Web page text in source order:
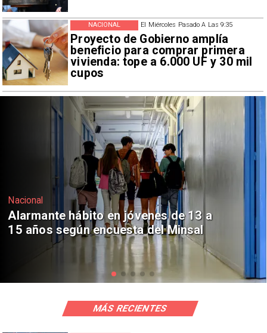
El Miércoles Pasado A Las 9:35
Proyecto de Gobierno amplía
beneficio para comprar primera
vivienda: tope a 6.000 UF y 30 mil
cupos
NACIONAL
Regiones
Aprueban creación del Parque
Sebastián Piñera con inversión de $4
mil millones
MÁS RECIENTES